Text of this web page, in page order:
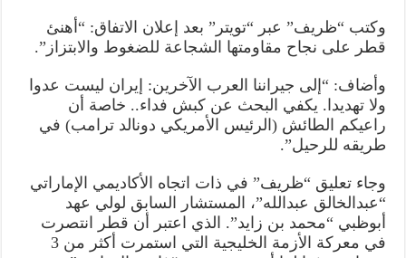
وكتب “ظريف” عبر “تويتر” بعد إعلان الاتفاق: “أهنئ
قطر على نجاح مقاومتها الشجاعة للضغوط والابتزاز”.
وأضاف: “إلى جيراننا العرب الآخرين: إيران ليست عدوا
ولا تهديدا. يكفي البحث عن كبش فداء.. خاصة أن
راعيكم الطائش (الرئيس الأمريكي دونالد ترامب) في
طريقه للرحيل”.
وجاء تعليق “ظريف” في ذات اتجاه الأكاديمي الإماراتي
“عبدالخالق عبدالله”، المستشار السابق لولي عهد
أبوظبي “محمد بن زايد”. الذي اعتبر أن قطر انتصرت
في معركة الأزمة الخليجية التي استمرت أكثر من 3